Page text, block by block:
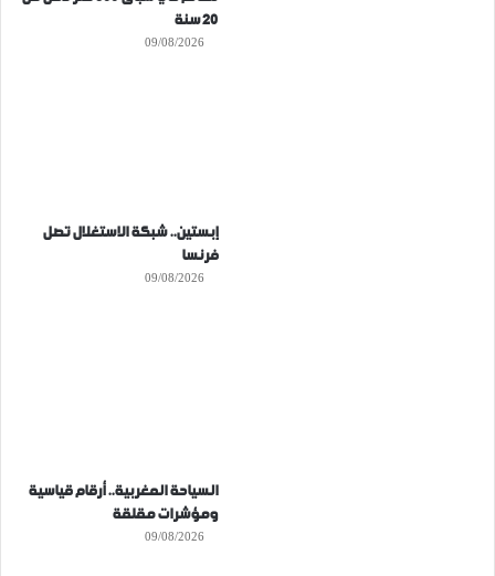
20 سنة
09/08/2026
إبستين.. شبكة الاستغلال تصل
فرنسا
09/08/2026
السياحة المغربية.. أرقام قياسية
ومؤشرات مقلقة
09/08/2026